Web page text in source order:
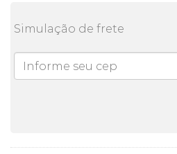
Simulação de frete